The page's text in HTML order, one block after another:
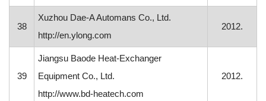
38
Xuzhou Dae-A Automans Co., Ltd.
http://en.ylong.com
2012.
39
Jiangsu Baode Heat-Exchanger
Equipment Co., Ltd.
http://www.bd-heatech.com
2012.